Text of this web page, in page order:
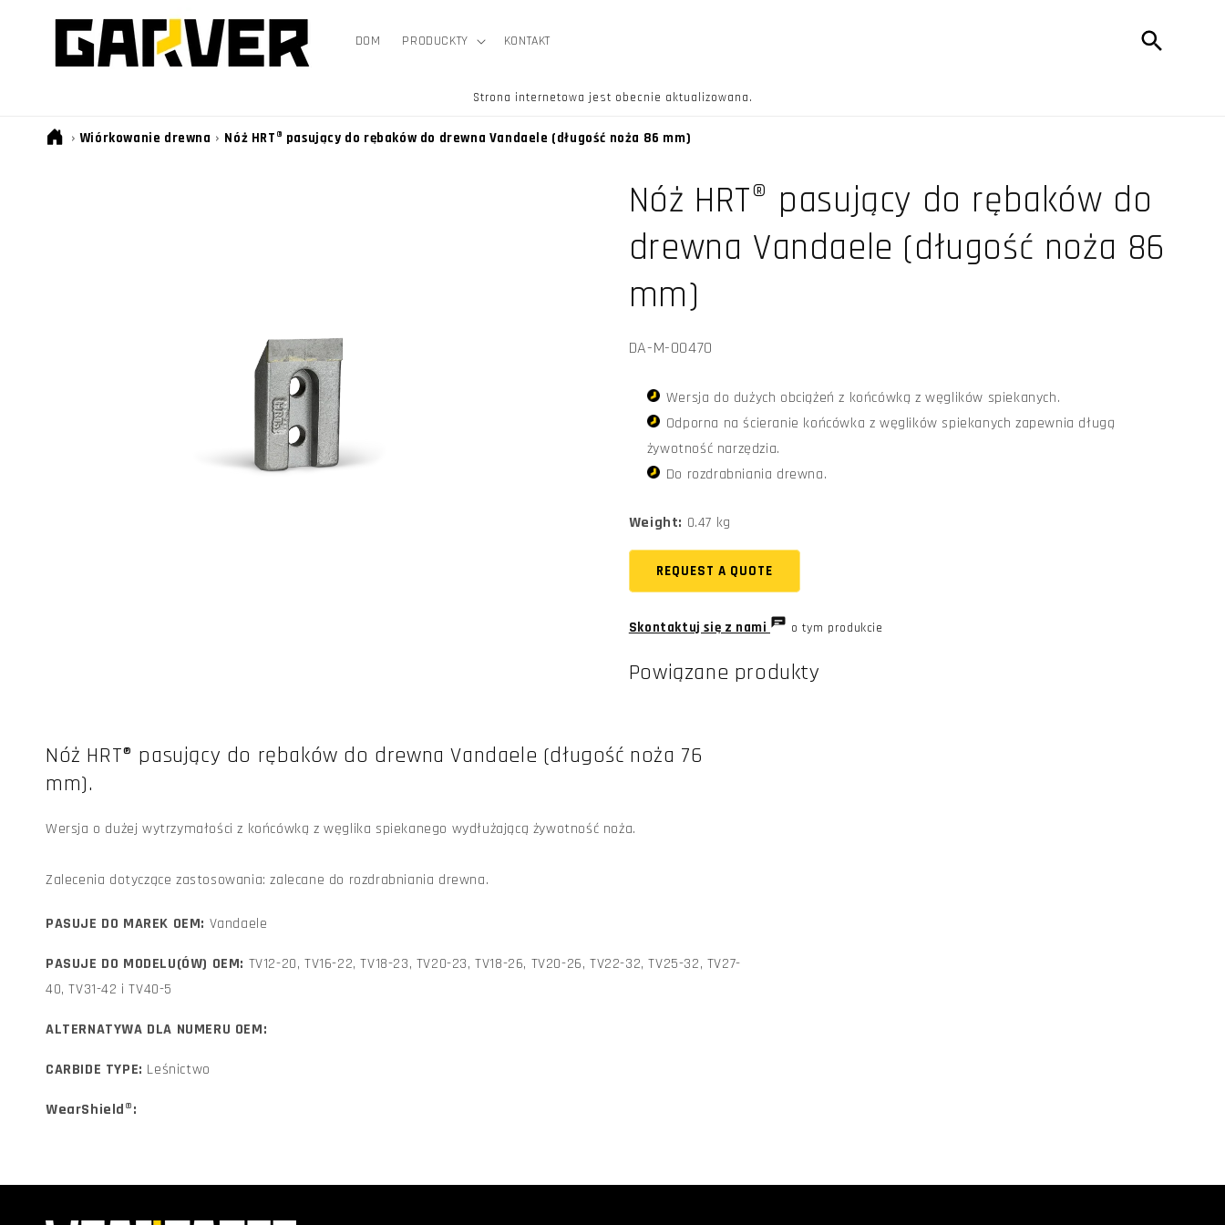
TREŚCI
DOM PRODUCKTY KONTAKT
Strona internetowa jest obecnie aktualizowana.
› Wiórkowanie drewna › Nóż HRT® pasujący do rębaków do drewna Vandaele (długość noża 86 mm)
Nóż HRT® pasujący do rębaków do
drewna Vandaele (długość noża 86
mm)
SKU:
DA-M-00470
Wersja do dużych obciążeń z końcówką z węglików spiekanych.
Odporna na ścieranie końcówka z węglików spiekanych zapewnia długą
żywotność narzędzia.
Do rozdrabniania drewna.
Weight: 0.47 kg
REQUEST A QUOTE
Skontaktuj się z nami o tym produkcie
Powiązane produkty
Nóż HRT® pasujący do rębaków do drewna Vandaele (długość noża 76
mm).
Wersja o dużej wytrzymałości z końcówką z węglika spiekanego wydłużającą żywotność noża.
Zalecenia dotyczące zastosowania: zalecane do rozdrabniania drewna.
PASUJE DO MAREK OEM: Vandaele
PASUJE DO MODELU(ÓW) OEM: TV12-20, TV16-22, TV18-23, TV20-23, TV18-26, TV20-26, TV22-32, TV25-32, TV27-
40, TV31-42 i TV40-5
ALTERNATYWA DLA NUMERU OEM:
CARBIDE TYPE: Leśnictwo
WearShield®: